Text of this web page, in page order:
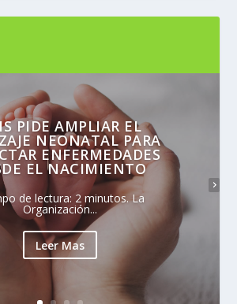
PIDE AMPLIAR EL
NEONATAL PARA
ENFERMEDADES
EL NACIMIENTO
de lectura: 2 minutos. La
Organización...
Leer Mas